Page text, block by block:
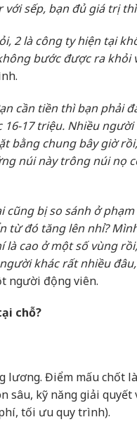
sếp, bạn đủ giá trị
2 là công ty hiện tại
bước được ra
cần tiền thì bạn phải
17 triệu. Nhiều
bằng chung bây giờ
núi này trông núi nọ
cũng bị so sánh ở
từ đó tăng lên nhỉ?
cao ở một số vùng
khác rất nhiều
người động viên.
chỗ?
lương. Điểm mấu chốt
sâu, kỹ năng giải
tối ưu quy trình).